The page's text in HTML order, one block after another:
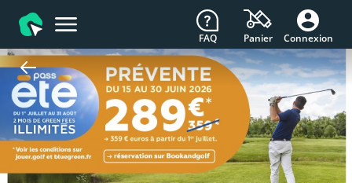
FAQ Panier Connexion